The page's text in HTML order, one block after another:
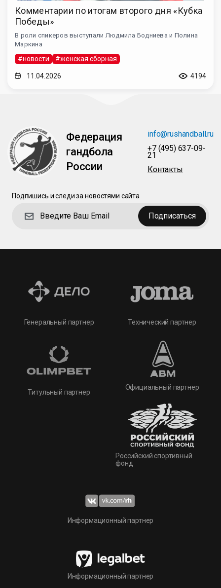
Комментарии по итогам второго дня «Кубка
Победы»
В роли спикеров выступали Людмила Бодниева и Полина
Маркина
#новости #женская сборная
11.04.2026 4194
Федерация
гандбола
России
info@rushandball.ru
+7 (495) 637-09-
21
Контакты
Подпишись и следи за новостями сайта
Подписаться
Генеральный партнер
Титульный партнер
Технический партнер
Официальный партнер
Российский спортивный
фонд
Информационный партнер
Информационный партнер